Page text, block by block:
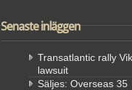
Senaste inläggen
Transatlantic rally
lawsuit
Säljes: Overseas 35